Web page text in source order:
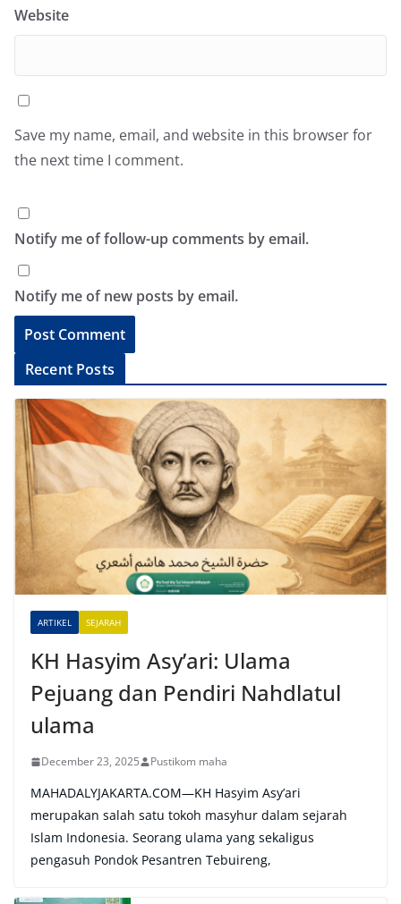
Website
Save my name, email, and website in this browser for
the next time I comment.
Notify me of follow-up comments by email.
Notify me of new posts by email.
l
a
t
v
Recent Posts
ARTIKEL SEJARAH
KH Hasyim Asy’ari: Ulama
Pejuang dan Pendiri Nahdlatul
ulama
December 23, 2025 Pustikom maha
MAHADALYJAKARTA.COM—KH Hasyim Asy’ari
merupakan salah satu tokoh masyhur dalam sejarah
Islam Indonesia. Seorang ulama yang sekaligus
pengasuh Pondok Pesantren Tebuireng,